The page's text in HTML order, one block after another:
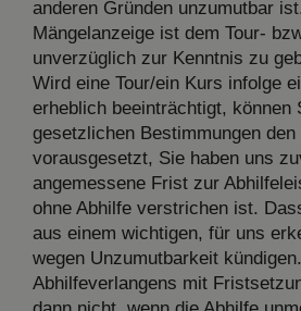
anderen Gründen unzumutbar
Mängelanzeige ist dem Tour-
unverzüglich zur Kenntnis zu
Wird eine Tour/ein Kurs infolge
erheblich beeinträchtigt, können
gesetzlichen Bestimmungen den
vorausgesetzt, Sie haben uns
angemessene Frist zur
ohne Abhilfe verstrichen ist.
aus einem wichtigen, für uns
wegen Unzumutbarkeit
Abhilfeverlangens mit